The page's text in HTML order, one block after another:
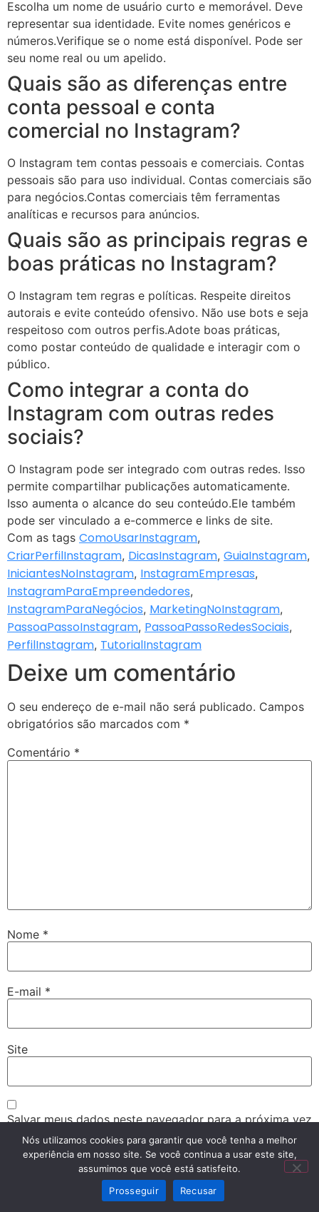
Escolha um nome de usuário curto e memorável. Deve
representar sua identidade. Evite nomes genéricos e
números.Verifique se o nome está disponível. Pode ser
seu nome real ou um apelido.
Quais são as diferenças entre
conta pessoal e conta
comercial no Instagram?
O Instagram tem contas pessoais e comerciais. Contas
pessoais são para uso individual. Contas comerciais são
para negócios.Contas comerciais têm ferramentas
analíticas e recursos para anúncios.
Quais são as principais regras e
boas práticas no Instagram?
O Instagram tem regras e políticas. Respeite direitos
autorais e evite conteúdo ofensivo. Não use bots e seja
respeitoso com outros perfis.Adote boas práticas,
como postar conteúdo de qualidade e interagir com o
público.
Como integrar a conta do
Instagram com outras redes
sociais?
O Instagram pode ser integrado com outras redes. Isso
permite compartilhar publicações automaticamente.
Isso aumenta o alcance do seu conteúdo.Ele também
pode ser vinculado a e-commerce e links de site.
Com as tags ComoUsarInstagram,
CriarPerfilInstagram, DicasInstagram, GuiaInstagram,
IniciantesNoInstagram, InstagramEmpresas,
InstagramParaEmpreendedores,
InstagramParaNegócios, MarketingNoInstagram,
PassoaPassoInstagram, PassoaPassoRedesSociais,
PerfilInstagram, TutorialInstagram
Deixe um comentário
O seu endereço de e-mail não será publicado. Campos
obrigatórios são marcados com *
Comentário *
Nome *
E-mail *
Site
Salvar meus dados neste navegador para a próxima vez
Nós utilizamos cookies para garantir que você tenha a melhor
experiência em nosso site. Se você continua a usar este site,
assumimos que você está satisfeito.
Prosseguir
Recusar